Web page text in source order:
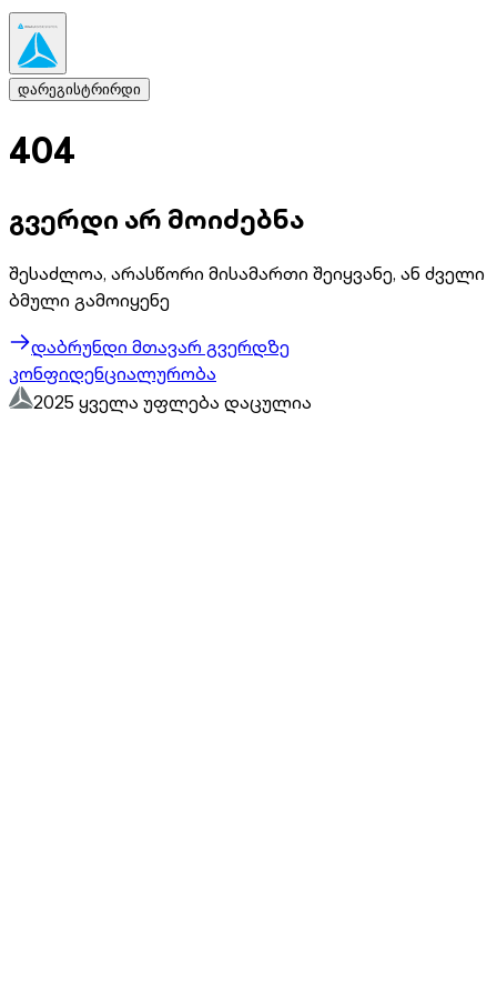
დარეგისტრირდი
404
გვერდი არ მოიძებნა
შესაძლოა, არასწორი მისამართი შეიყვანე, ან ძველი
ბმული გამოიყენე
დაბრუნდი მთავარ გვერდზე
კონფიდენციალურობა
2025 ყველა უფლება დაცულია